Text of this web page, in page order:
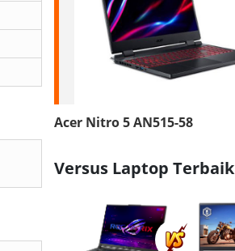
Acer Nitro 5 AN515-58
Versus Laptop Terbaik